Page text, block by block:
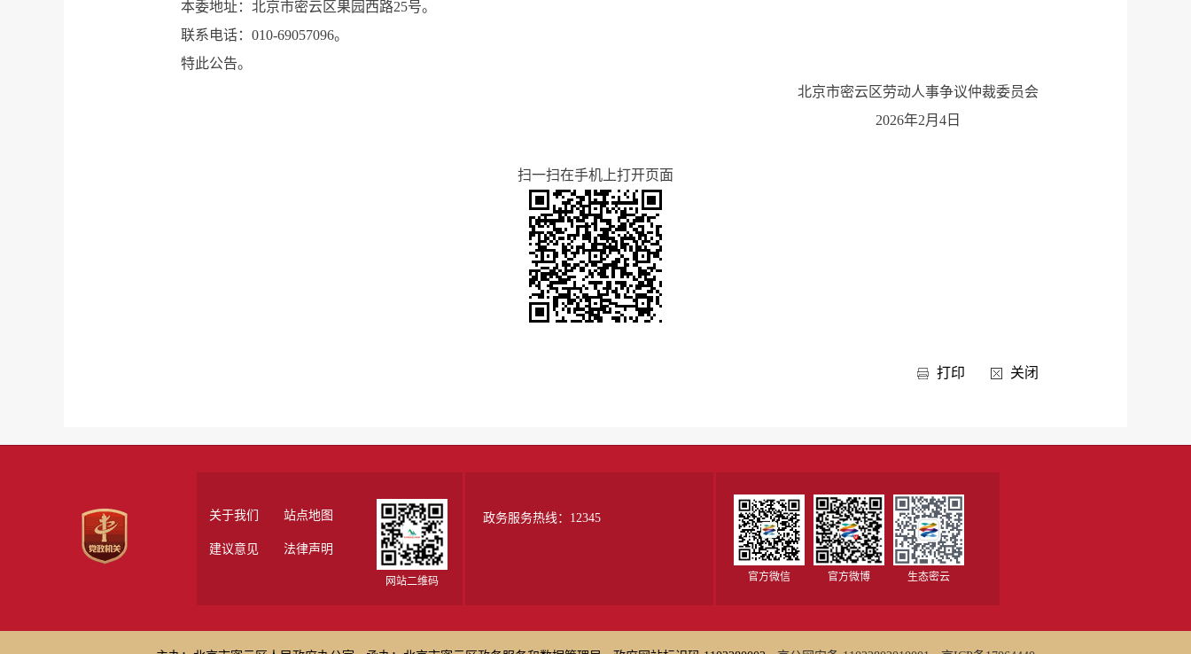
本委地址：北京市密云区果园西路25号。
联系电话：010-69057096。
特此公告。
北京市密云区劳动人事争议仲裁委员会
2026年2月4日
扫一扫在手机上打开页面
打印 关闭
关于我们 站点地图
建议意见 法律声明
网站二维码
政务服务热线：12345
官方微信 官方微博 生态密云